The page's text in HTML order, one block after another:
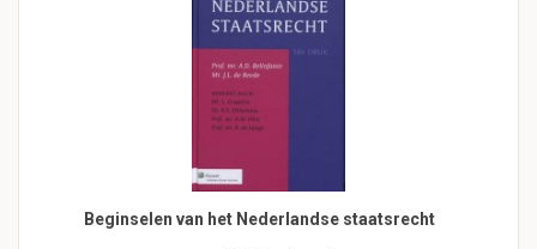
Beginselen van het Nederlandse staatsrecht